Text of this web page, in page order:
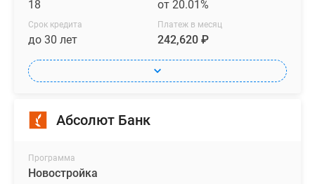
18 от 20.01%
Срок кредита
до 30 лет
Платеж в месяц
242,620 ₽
Абсолют Банк
Программа
Новостройка